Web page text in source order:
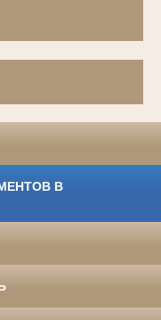
В